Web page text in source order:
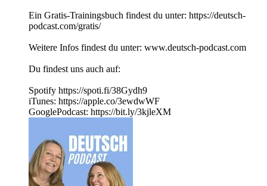
Ein Gratis-Trainingsbuch findest du unter: https://deutsch-
podcast.com/gratis/
Weitere Infos findest du unter: www.deutsch-podcast.com
Du findest uns auch auf:
Spotify https://spoti.fi/38Gydh9
iTunes: https://apple.co/3ewdwWF
GooglePodcast: https://bit.ly/3kjleXM